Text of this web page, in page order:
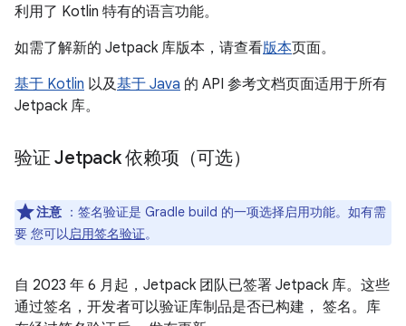
利用了 Kotlin 特有的语言功能。
如需了解新的 Jetpack 库版本，请查看版本页面。
基于 Kotlin 以及基于 Java 的 API 参考文档页面适用于所有
Jetpack 库。
验证 Jetpack 依赖项（可选）
注意 ：签名验证是 Gradle build 的一项选择启用功能。如有需
要 您可以启用签名验证。
自 2023 年 6 月起，Jetpack 团队已签署 Jetpack 库。这些
通过签名，开发者可以验证库制品是否已构建， 签名。库